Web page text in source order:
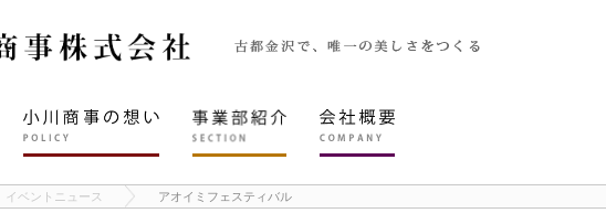
イベントニュース アオイミフェスティバル